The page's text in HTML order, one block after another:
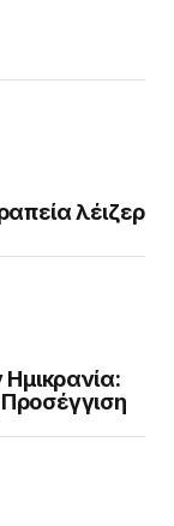
λέιζερ
Ημικρανία: